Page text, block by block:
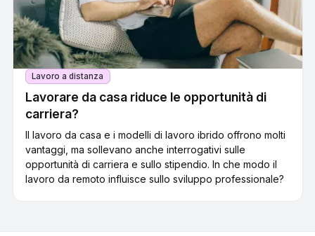
Lavoro a distanza
Lavorare da casa riduce le opportunità di
carriera?
Il lavoro da casa e i modelli di lavoro ibrido offrono molti
vantaggi, ma sollevano anche interrogativi sulle
opportunità di carriera e sullo stipendio. In che modo il
lavoro da remoto influisce sullo sviluppo professionale?